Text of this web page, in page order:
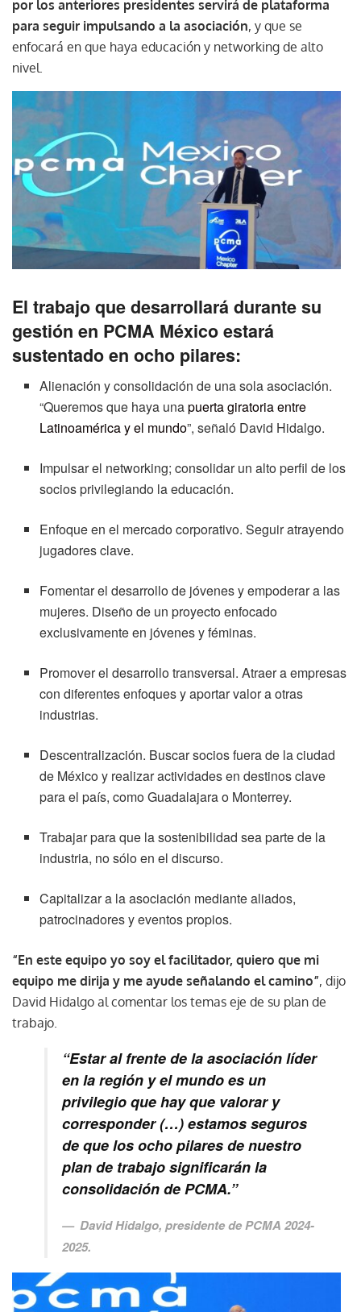
por los anteriores presidentes servirá de plataforma
para seguir impulsando a la asociación, y que se
enfocará en que haya educación y networking de alto
nivel.
El trabajo que desarrollará durante su
gestión en PCMA México estará
sustentado en ocho pilares:
Alienación y consolidación de una sola asociación.
“Queremos que haya unapuerta giratoria entre
Latinoamérica y el mundo”, señaló David Hidalgo.
Impulsar el networking; consolidar un alto perfil de los
socios privilegiando la educación.
Enfoque en el mercado corporativo. Seguir atrayendo
jugadores clave.
Fomentar el desarrollo de jóvenes y empoderar a las
mujeres. Diseño de un proyecto enfocado
exclusivamente en jóvenes y féminas.
Promover el desarrollo transversal. Atraer a empresas
con diferentes enfoques y aportar valor a otras
industrias.
Descentralización. Buscar socios fuera de la ciudad
de México y realizar actividades en destinos clave
para el país, como Guadalajara o Monterrey.
Trabajar para que la sostenibilidad sea parte de la
industria, no sólo en el discurso.
Capitalizar a la asociación mediante aliados,
patrocinadores y eventos propios.
“En este equipo yo soy el facilitador, quiero que mi
equipo me dirija y me ayude señalando el camino”, dijo
David Hidalgo al comentar los temas eje de su plan de
trabajo.
“Estar al frente de la asociación líder
en la región y el mundo es un
privilegio que hay que valorar y
corresponder (…) estamos seguros
de que los ocho pilares de nuestro
plan de trabajo significarán la
consolidación de PCMA.”
David Hidalgo, presidente de PCMA 2024-
2025.